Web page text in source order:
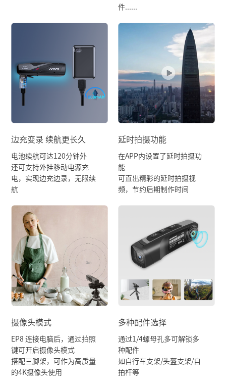
件......
边充变录 续航更长久
电池续航可达120分钟外
还可支持外挂移动电源充
电，实现边充边录，无限续
航
延时拍摄功能
在APP内设置了延时拍摄功
能
可直出精彩的延时拍摄视
频，节约后期制作时间
摄像头模式
EP8 连接电脑后，通过拍照
键可开启摄像头模式
搭配三脚架，可作为高质量
的4K摄像头使用
多种配件选择
通过1/4螺母孔多可解锁多
种配件
如自行车支架/头盔支架/自
拍杆等